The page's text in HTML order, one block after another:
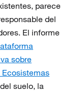
parece
del
El informe
sobre
Ecosistemas
suelo, la